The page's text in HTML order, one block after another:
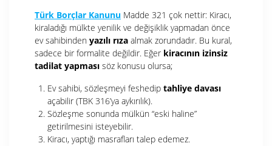
Türk Borçlar Kanunu Madde 321 çok nettir: Kiracı,
kiraladığı mülkte yenilik ve değişiklik yapmadan önce
ev sahibinden yazılı rıza almak zorundadır. Bu kural,
sadece bir formalite değildir. Eğer kiracının izinsiz
tadilat yapması söz konusu olursa;
Ev sahibi, sözleşmeyi feshedip tahliye davası
açabilir (TBK 316’ya aykırılık).
Sözleşme sonunda mülkün “eski haline”
getirilmesini isteyebilir.
Kiracı, yaptığı masrafları talep edemez.